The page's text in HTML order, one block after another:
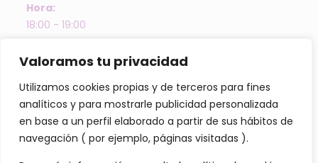
Valoramos tu privacidad
Utilizamos cookies propias y de terceros para fines
analíticos y para mostrarle publicidad personalizada
en base a un perfil elaborado a partir de sus hábitos de
navegación ( por ejemplo, páginas visitadas ).
Hora:
18:00 - 19:00
10€
Categoría del
Evento:
Actividades
Etiquetas del Evento: